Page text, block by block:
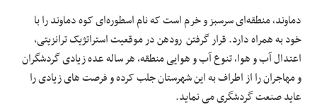
دماوند، منطقه‌ای سرسبز و خرم است که نام اسطوره‌ای کوه دماوند را با
خود به همراه دارد. قرار گرفتن رودهن در موقعیت استراتژیک ترانزیتی،
اعتدال آب و هوا، تنوع آب و هوایی منطقه، هر ساله عده زیادی گردشگران
و مهاجران را از اطراف به این شهرستان جلب کرده و فرصت های زیادی را
عاید صنعت گردشگری می نماید.